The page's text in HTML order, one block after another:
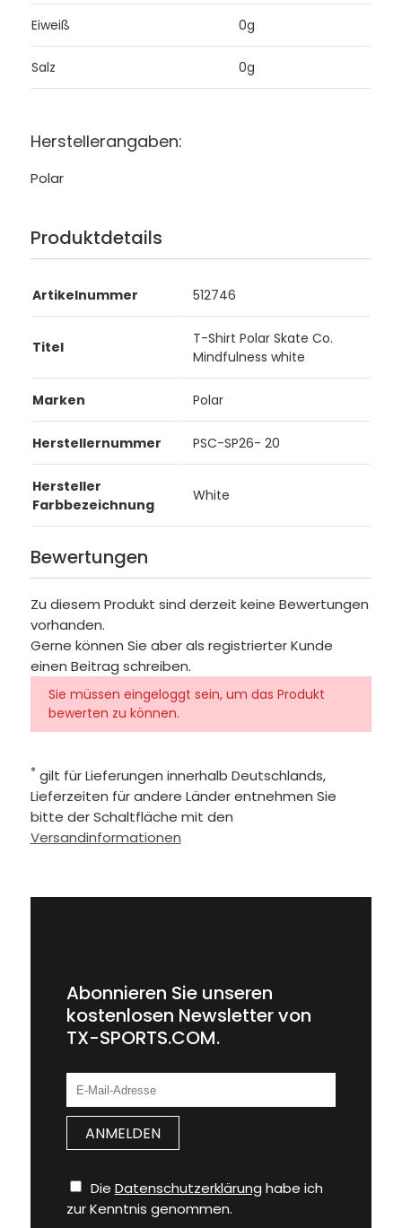
Eiweiß 0g
Salz 0g
Herstellerangaben:
Polar
Produktdetails
Artikelnummer 512746
Titel
T-Shirt Polar Skate Co.
Mindfulness white
Marken Polar
Herstellernummer PSC-SP26- 20
Hersteller
Farbbezeichnung
White
Bewertungen
Zu diesem Produkt sind derzeit keine Bewertungen
vorhanden.
Gerne können Sie aber als registrierter Kunde
einen Beitrag schreiben.
Sie müssen eingeloggt sein, um das Produkt
bewerten zu können.
* gilt für Lieferungen innerhalb Deutschlands,
Lieferzeiten für andere Länder entnehmen Sie
bitte der Schaltfläche mit den
Versandinformationen
Abonnieren Sie unseren
kostenlosen Newsletter von
TX-SPORTS.COM.
Die Datenschutzerklärung habe ich
zur Kenntnis genommen.